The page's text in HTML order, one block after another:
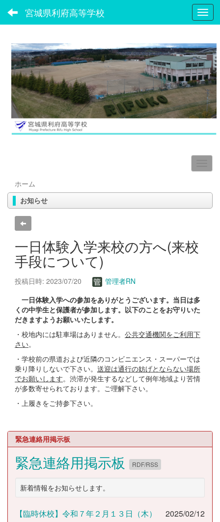
宮城県利府高等学校
ホーム
お知らせ
一日体験入学来校の方へ(来校
手段について)
投稿日時: 2023/07/20
管理者RN
一日体験入学への参加をありがとうございます。当日は多
くの中学生と保護者が参加します。以下のことをお守りいた
だきますようお願いいたします。
・校地内には駐車場はありません。 公共交通機関をご利用下
さい。
・学校前の県道および近隣のコンビニエンス・スーパーでは
乗り降りしないで下さい。 送迎は通行の妨げとならない場所
でお願いします。渋滞が発生するなどして例年地域より苦情
が多数寄せられております。ご理解下さい。
・上履きをご持参下さい。
緊急連絡用掲示板
緊急連絡用掲示板 RDF/RSS
新着情報をお知らせします。
【臨時休校】令和７年２月１３日（木） 2025/02/12